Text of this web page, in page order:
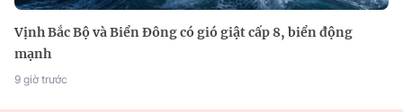
Vịnh Bắc Bộ và Biển Đông có gió giật cấp 8, biển động
mạnh
9 giờ trước